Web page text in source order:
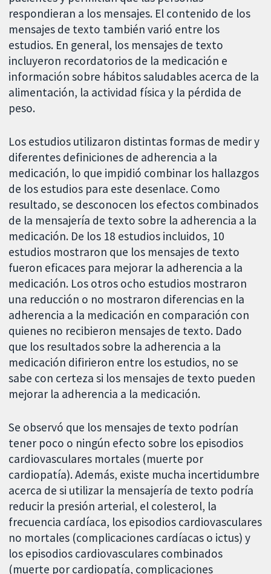
respondieran a los mensajes. El contenido de los
mensajes de texto también varió entre los
estudios. En general, los mensajes de texto
incluyeron recordatorios de la medicación e
información sobre hábitos saludables acerca de la
alimentación, la actividad física y la pérdida de
peso.
Los estudios utilizaron distintas formas de medir y
diferentes definiciones de adherencia a la
medicación, lo que impidió combinar los hallazgos
de los estudios para este desenlace. Como
resultado, se desconocen los efectos combinados
de la mensajería de texto sobre la adherencia a la
medicación. De los 18 estudios incluidos, 10
estudios mostraron que los mensajes de texto
fueron eficaces para mejorar la adherencia a la
medicación. Los otros ocho estudios mostraron
una reducción o no mostraron diferencias en la
adherencia a la medicación en comparación con
quienes no recibieron mensajes de texto. Dado
que los resultados sobre la adherencia a la
medicación difirieron entre los estudios, no se
sabe con certeza si los mensajes de texto pueden
mejorar la adherencia a la medicación.
Se observó que los mensajes de texto podrían
tener poco o ningún efecto sobre los episodios
cardiovasculares mortales (muerte por
cardiopatía). Además, existe mucha incertidumbre
acerca de si utilizar la mensajería de texto podría
reducir la presión arterial, el colesterol, la
frecuencia cardíaca, los episodios cardiovasculares
no mortales (complicaciones cardíacas o ictus) y
los episodios cardiovasculares combinados
(muerte por cardiopatía, complicaciones